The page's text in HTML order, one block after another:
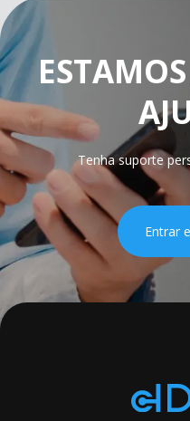
Tenha suporte
Entrar